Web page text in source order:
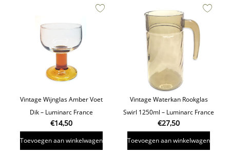
Vintage Wijnglas Amber Voet
Dik – Luminarc France
€14,50
Toevoegen aan winkelwagen
Vintage Waterkan Rookglas
Swirl 1250ml – Luminarc France
€27,50
Toevoegen aan winkelwagen